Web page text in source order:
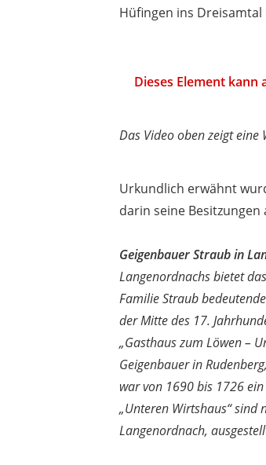
Hüfingen ins Dreisamtal
Dieses Element
Das Video oben zeigt
Urkundlich erwähnt
darin seine Besitzungen
Geigenbauer Straub in
Langenordnachs bietet
Familie Straub
der Mitte des 17.
„Gasthaus zum Löwen –
Geigenbauer in
war von 1690 bis 1726
„Unteren Wirtshaus“ sind
Langenordnach,